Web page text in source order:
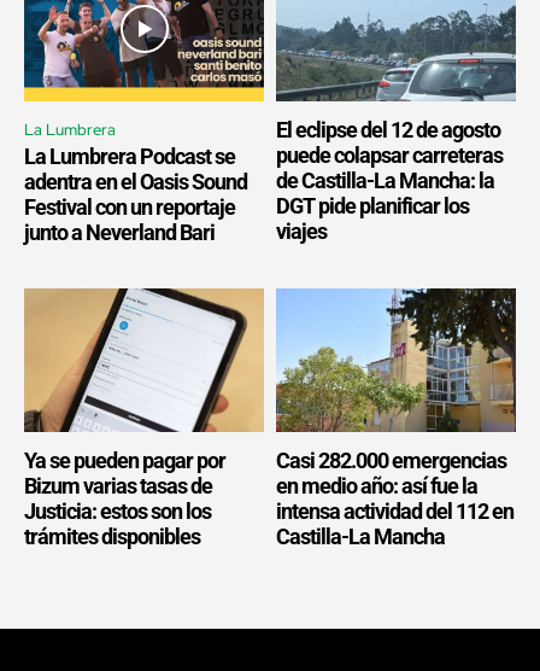
La Lumbrera
La Lumbrera Podcast se
adentra en el Oasis Sound
Festival con un reportaje
junto a Neverland Bari
El eclipse del 12 de agosto
puede colapsar carreteras
de Castilla-La Mancha: la
DGT pide planificar los
viajes
Ya se pueden pagar por
Bizum varias tasas de
Justicia: estos son los
trámites disponibles
Casi 282.000 emergencias
en medio año: así fue la
intensa actividad del 112 en
Castilla-La Mancha